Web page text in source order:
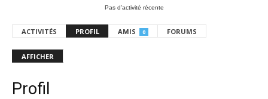
Pas d’activité récente
ACTIVITÉS PROFIL AMIS 0 FORUMS
AFFICHER
Profil